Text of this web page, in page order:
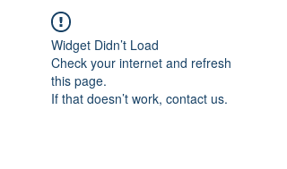
Widget Didn’t Load
Check your internet and refresh
this page.
If that doesn’t work, contact us.